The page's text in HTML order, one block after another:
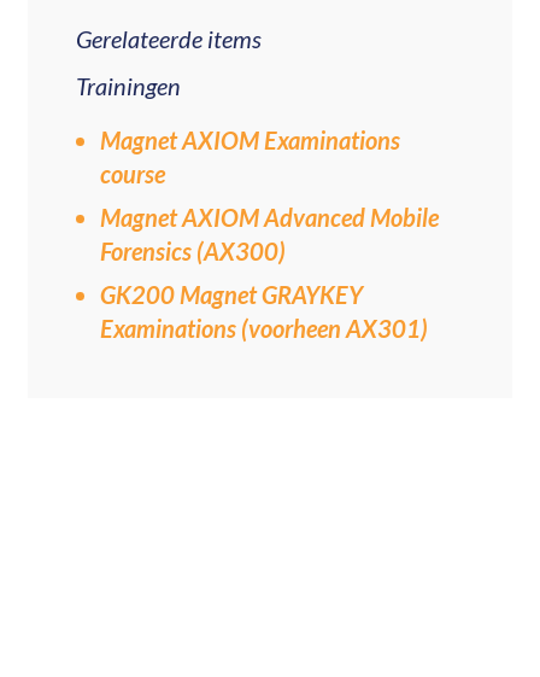
Gerelateerde items
Trainingen
Magnet AXIOM Examinations
course
Magnet AXIOM Advanced Mobile
Forensics (AX300)
GK200 Magnet GRAYKEY
Examinations (voorheen AX301)